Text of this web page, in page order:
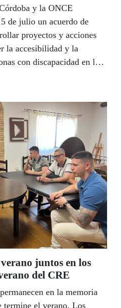
y la ONCE
de julio un acuerdo de
proyectos y acciones
la accesibilidad y la
con discapacidad en la
afiliados a la ONCE podrán
de la arquitectura, el arte
al dos más de dos
juntos en los
del CRE
en la memoria
termine el verano. Los